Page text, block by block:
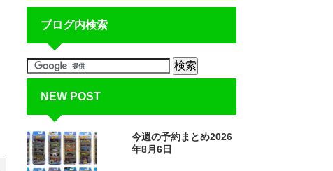
ブログ内検索
NEW POST
今週の予約まとめ2026
年8月6日